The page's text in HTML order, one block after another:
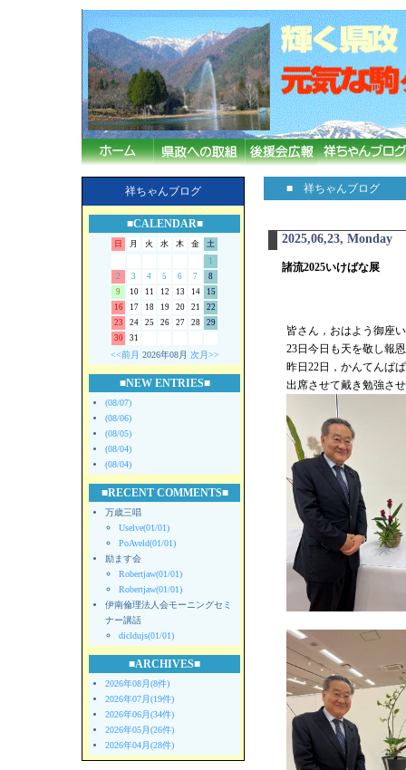
祥ちゃんブログ
■CALENDAR■
日 月 火 水 木 金
土
1
2
3 4 5 6 7
8
9
10 11 12 13 14
15
16
17 18 19 20 21
22
23
24 25 26 27 28
29
30
31
<<前月 2026年08月 次月>>
■NEW ENTRIES■
(08/07)
(08/06)
(08/05)
(08/04)
(08/04)
■RECENT COMMENTS■
万歳三唱
Uselve(01/01)
PoAveld(01/01)
励ます会
Robertjaw(01/01)
Robertjaw(01/01)
伊南倫理法人会モーニングセミ
ナー講話
dicldujs(01/01)
■ARCHIVES■
2026年08月(8件)
2026年07月(19件)
2026年06月(34件)
2026年05月(26件)
2026年04月(28件)
■ 祥ちゃんブログ
2025,06,23, Monday
諸流2025いけばな展
皆さん，おはよう御座
23日今日も天を敬し報
昨日22日，かんてんぱ
出席させて戴き勉強さ